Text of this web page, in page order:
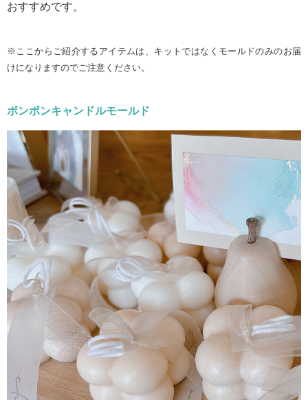
おすすめです。
※ここからご紹介するアイテムは、キットではなくモールドのみのお届
けになりますのでご注意ください。
ボンボンキャンドルモールド